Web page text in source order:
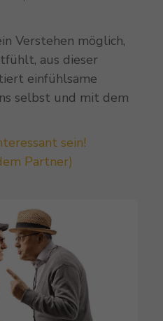
Verstehen möglich,
aus dieser
einfühlsame
selbst und mit dem
sein!
Partner)